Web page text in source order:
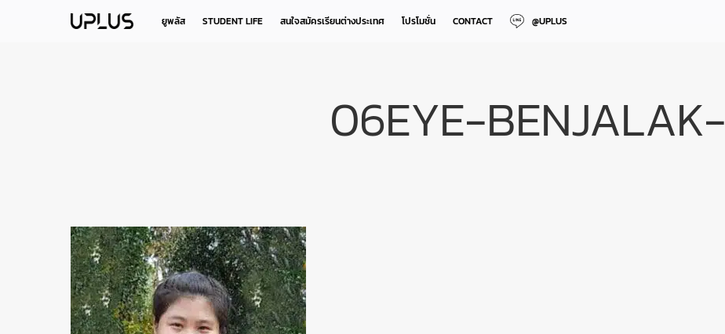
ยูพลัส STUDENT LIFE สนใจสมัครเรียนต่างประเทศ โปรโมชั่น CONTACT @UPLUS
06EYE-BENJALAK-